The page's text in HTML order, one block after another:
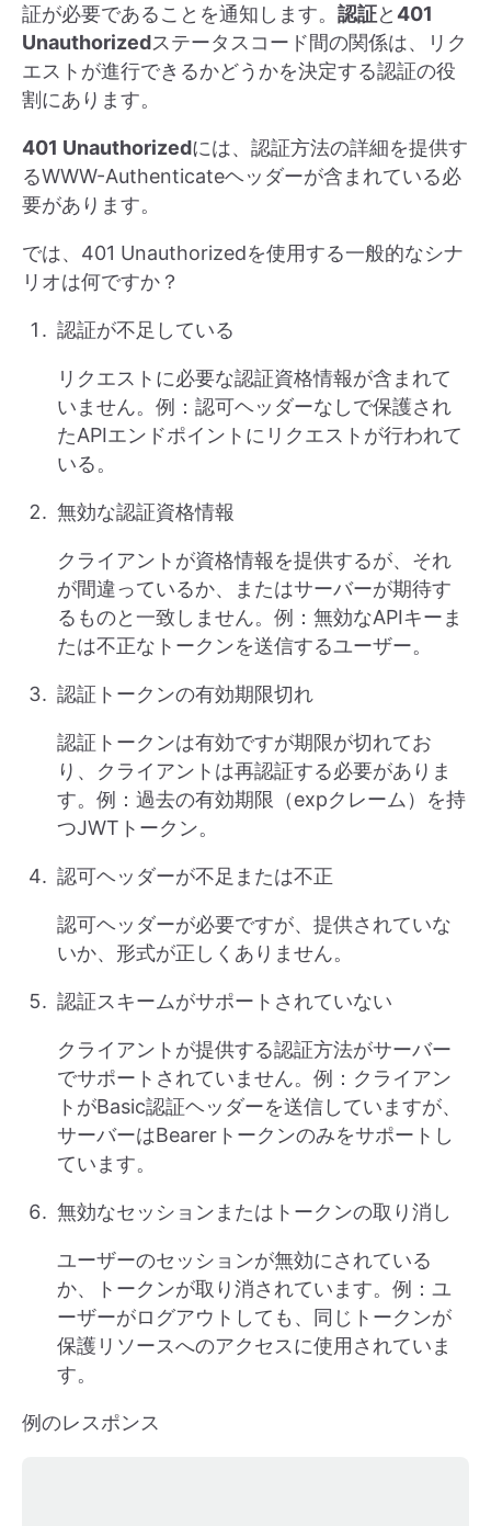
証が必要であることを通知します。 認証と401
Unauthorizedステータスコード間の関係は、リク
エストが進行できるかどうかを決定する認証の役
割にあります。
401 Unauthorizedには、認証方法の詳細を提供す
るWWW-Authenticateヘッダーが含まれている必
要があります。
では、401 Unauthorizedを使用する一般的なシナ
リオは何ですか？
認証が不足している
リクエストに必要な認証資格情報が含まれて
いません。例：認可ヘッダーなしで保護され
たAPIエンドポイントにリクエストが行われて
いる。
無効な認証資格情報
クライアントが資格情報を提供するが、それ
が間違っているか、またはサーバーが期待す
るものと一致しません。例：無効なAPIキーま
たは不正なトークンを送信するユーザー。
認証トークンの有効期限切れ
認証トークンは有効ですが期限が切れてお
り、クライアントは再認証する必要がありま
す。例：過去の有効期限（expクレーム）を持
つJWTトークン。
認可ヘッダーが不足または不正
認可ヘッダーが必要ですが、提供されていな
いか、形式が正しくありません。
認証スキームがサポートされていない
クライアントが提供する認証方法がサーバー
でサポートされていません。例：クライアン
トがBasic認証ヘッダーを送信していますが、
サーバーはBearerトークンのみをサポートし
ています。
無効なセッションまたはトークンの取り消し
ユーザーのセッションが無効にされている
か、トークンが取り消されています。例：ユ
ーザーがログアウトしても、同じトークンが
保護リソースへのアクセスに使用されていま
す。
例のレスポンス